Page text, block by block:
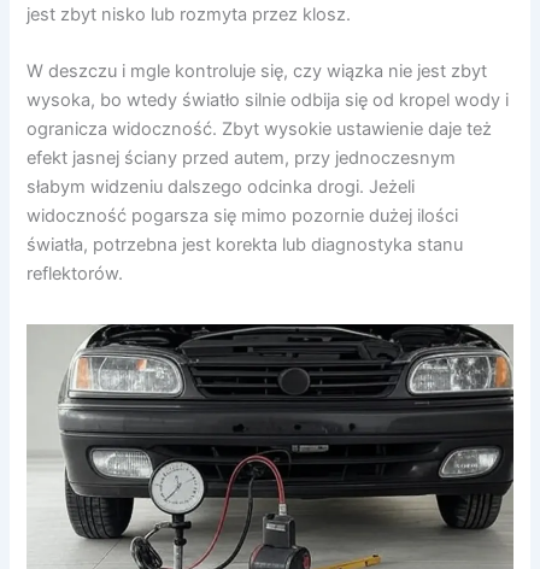
jest zbyt nisko lub rozmyta przez klosz.
W deszczu i mgle kontroluje się, czy wiązka nie jest zbyt
wysoka, bo wtedy światło silnie odbija się od kropel wody i
ogranicza widoczność. Zbyt wysokie ustawienie daje też
efekt jasnej ściany przed autem, przy jednoczesnym
słabym widzeniu dalszego odcinka drogi. Jeżeli
widoczność pogarsza się mimo pozornie dużej ilości
światła, potrzebna jest korekta lub diagnostyka stanu
reflektorów.